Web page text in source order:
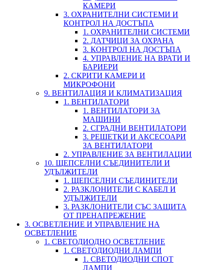
КАМЕРИ
3. ОХРАНИТЕЛНИ СИСТЕМИ И
КОНТРОЛ НА ДОСТЪПА
1. ОХРАНИТЕЛНИ СИСТЕМИ
2. ДАТЧИЦИ ЗА ОХРАНА
3. КОНТРОЛ НА ДОСТЪПА
4. УПРАВЛЕНИЕ НА ВРАТИ И
БАРИЕРИ
2. СКРИТИ КАМЕРИ И
МИКРОФОНИ
9. ВЕНТИЛАЦИЯ И КЛИМАТИЗАЦИЯ
1. ВЕНТИЛАТОРИ
1. ВЕНТИЛАТОРИ ЗА
МАШИНИ
2. СГРАДНИ ВЕНТИЛАТОРИ
3. РЕШЕТКИ И АКСЕСОАРИ
ЗА ВЕНТИЛАТОРИ
2. УПРАВЛЕНИЕ ЗА ВЕНТИЛАЦИИ
10. ЩЕПСЕЛНИ СЪЕДИНИТЕЛИ И
УДЪЛЖИТЕЛИ
1. ЩЕПСЕЛНИ СЪЕДИНИТЕЛИ
2. РАЗКЛОНИТЕЛИ С КАБЕЛ И
УДЪЛЖИТЕЛИ
3. РАЗКЛОНИТЕЛИ СЪС ЗАЩИТА
ОТ ПРЕНАПРЕЖЕНИЕ
3. ОСВЕТЛЕНИЕ И УПРАВЛЕНИЕ НА
ОСВЕТЛЕНИЕ
1. СВЕТОДИОДНО ОСВЕТЛЕНИЕ
1. СВЕТОДИОДНИ ЛАМПИ
1. СВЕТОДИОДНИ СПОТ
ЛАМПИ